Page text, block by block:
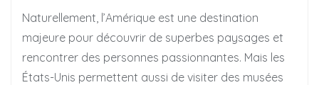
Naturellement, l’Amérique est une destination
majeure pour découvrir de superbes paysages et
rencontrer des personnes passionnantes. Mais les
États-Unis permettent aussi de visiter des musées